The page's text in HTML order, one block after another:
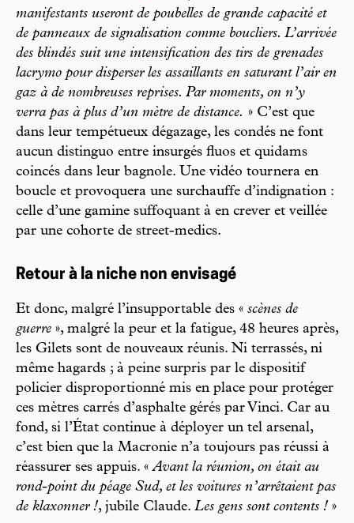
manifestants useront de poubelles de grande capacité et
de panneaux de signalisation comme boucliers. L’arrivée
des blindés suit une intensification des tirs de grenades
lacrymo pour disperser les assaillants en saturant l’air en
gaz à de nombreuses reprises. Par moments, on n’y
verra pas à plus d’un mètre de distance. » C’est que
dans leur tempétueux dégazage, les condés ne font
aucun distinguo entre insurgés fluos et quidams
coincés dans leur bagnole. Une vidéo tournera en
boucle et provoquera une surchauffe d’indignation :
celle d’une gamine suffoquant à en crever et veillée
par une cohorte de street-medics.
Retour à la niche non envisagé
Et donc, malgré l’insupportable des « scènes de
guerre », malgré la peur et la fatigue, 48 heures après,
les Gilets sont de nouveaux réunis. Ni terrassés, ni
même hagards ; à peine surpris par le dispositif
policier disproportionné mis en place pour protéger
ces mètres carrés d’asphalte gérés par Vinci. Car au
fond, si l’État continue à déployer un tel arsenal,
c’est bien que la Macronie n’a toujours pas réussi à
réassurer ses appuis. «Avant la réunion, on était au
rond-point du péage Sud, et les voitures n’arrêtaient pas
de klaxonner !, jubile Claude. Les gens sont contents ! »